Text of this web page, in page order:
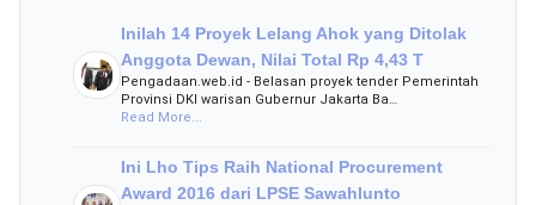
Inilah 14 Proyek Lelang Ahok yang Ditolak
Anggota Dewan, Nilai Total Rp 4,43 T
Pengadaan.web.id - Belasan proyek tender Pemerintah
Provinsi DKI warisan Gubernur Jakarta Ba…
Read More...
Ini Lho Tips Raih National Procurement
Award 2016 dari LPSE Sawahlunto